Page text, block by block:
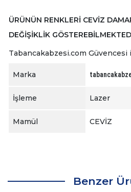
ÜRÜNÜN RENKLERİ CEVİZ
DEĞİŞİKLİK
Tabancakabzesi.com Güvencesi
Marka
İşleme Lazer
Mamül CEVİZ
Benzer